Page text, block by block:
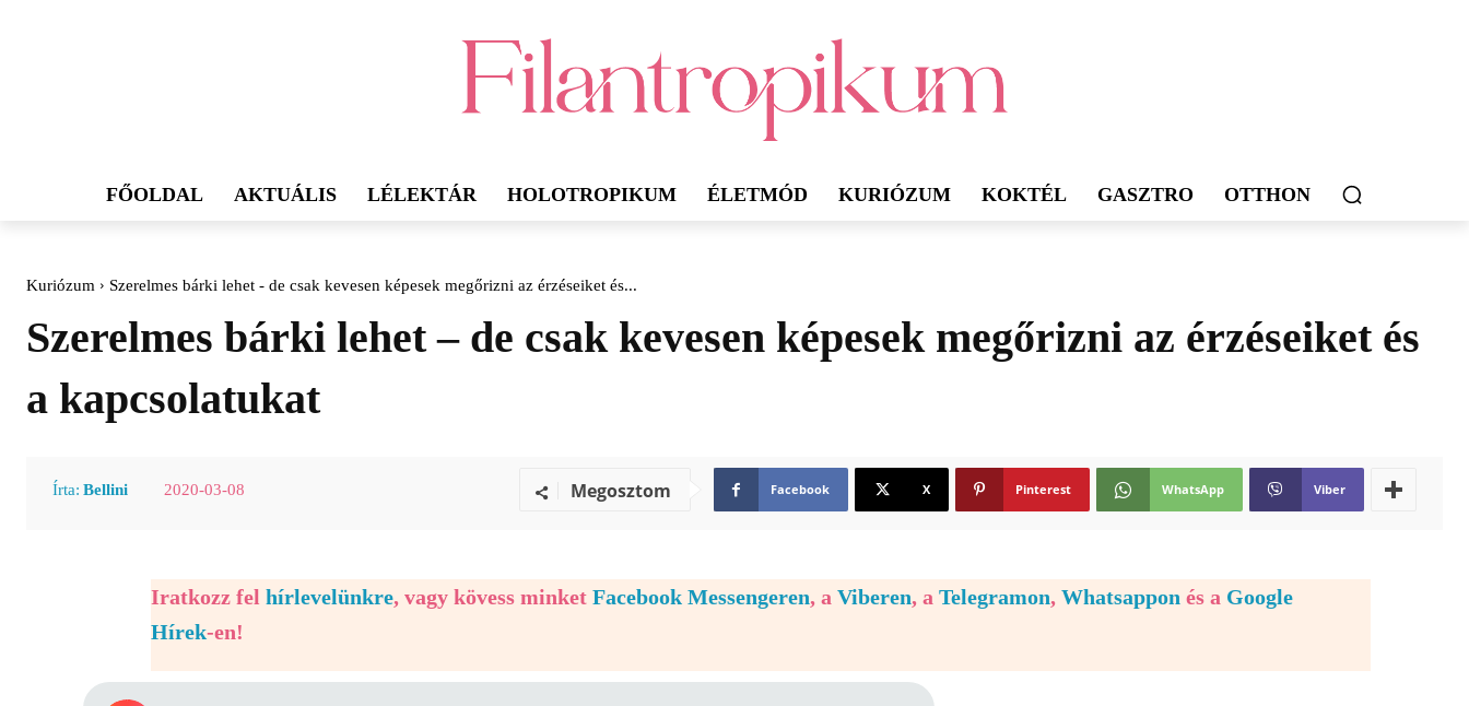
FŐOLDAL AKTUÁLIS LÉLEKTÁR HOLOTROPIKUM ÉLETMÓD KURIÓZUM KOKTÉL GASZTRO OTTHON
Kuriózum Szerelmes bárki lehet - de csak kevesen képesek megőrizni az érzéseiket és...
Szerelmes bárki lehet – de csak kevesen képesek megőrizni az érzéseiket és
a kapcsolatukat
Írta: Bellini 2020-03-08 Megosztom Facebook X Pinterest WhatsApp Viber
Iratkozz fel hírlevelünkre, vagy kövess minket Facebook Messengeren, a Viberen, a Telegramon, Whatsappon és a Google
Hírek-en!